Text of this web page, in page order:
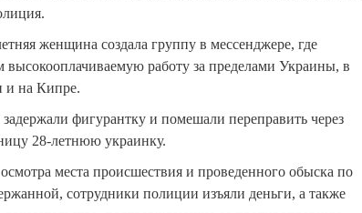
женщина создала группу в мессенджере, где
высокооплачиваемую работу за пределами Украины, в
и на Кипре.
фигурантку и помешали переправить через
28-летнюю украинку.
места происшествия и проведенного обыска по
сотрудники полиции изъяли деньги, а также